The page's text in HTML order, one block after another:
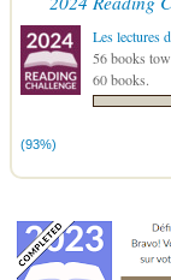
Les lectures
56 books
60 books.
(93%)